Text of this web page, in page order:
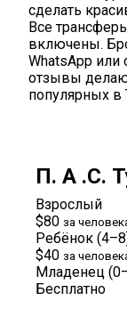
сделать
Все
включены.
WhatsApp или
отзывы
популярных в
П. А .С.
Взрослый
$80 за
Ребёнок
$40 за
Младенец
Бесплатно